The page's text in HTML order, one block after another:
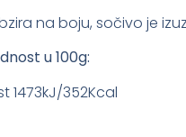
na boju, sočivo je
u 100g:
1473kJ/352Kcal